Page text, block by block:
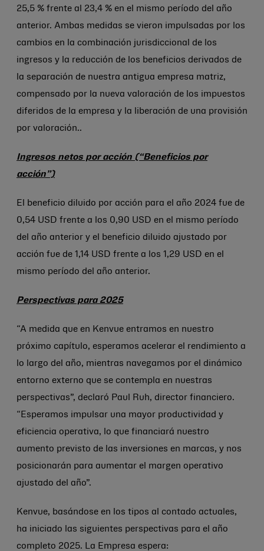
25,5 % frente al 23,4 % en el mismo período del año
anterior. Ambas medidas se vieron impulsadas por los
cambios en la combinación jurisdiccional de los
ingresos y la reducción de los beneficios derivados de
la separación de nuestra antigua empresa matriz,
compensado por la nueva valoración de los impuestos
diferidos de la empresa y la liberación de una provisión
por valoración..
Ingresos netos por acción (“Beneficios por
acción”)
El beneficio diluido por acción para el año 2024 fue de
0,54 USD frente a los 0,90 USD en el mismo período
del año anterior y el beneficio diluido ajustado por
acción fue de 1,14 USD frente a los 1,29 USD en el
mismo período del año anterior.
Perspectivas para 2025
“A medida que en Kenvue entramos en nuestro
próximo capítulo, esperamos acelerar el rendimiento a
lo largo del año, mientras navegamos por el dinámico
entorno externo que se contempla en nuestras
perspectivas”, declaró Paul Ruh, director financiero.
“Esperamos impulsar una mayor productividad y
eficiencia operativa, lo que financiará nuestro
aumento previsto de las inversiones en marcas, y nos
posicionarán para aumentar el margen operativo
ajustado del año”.
Kenvue, basándose en los tipos al contado actuales,
ha iniciado las siguientes perspectivas para el año
completo 2025. La Empresa espera: